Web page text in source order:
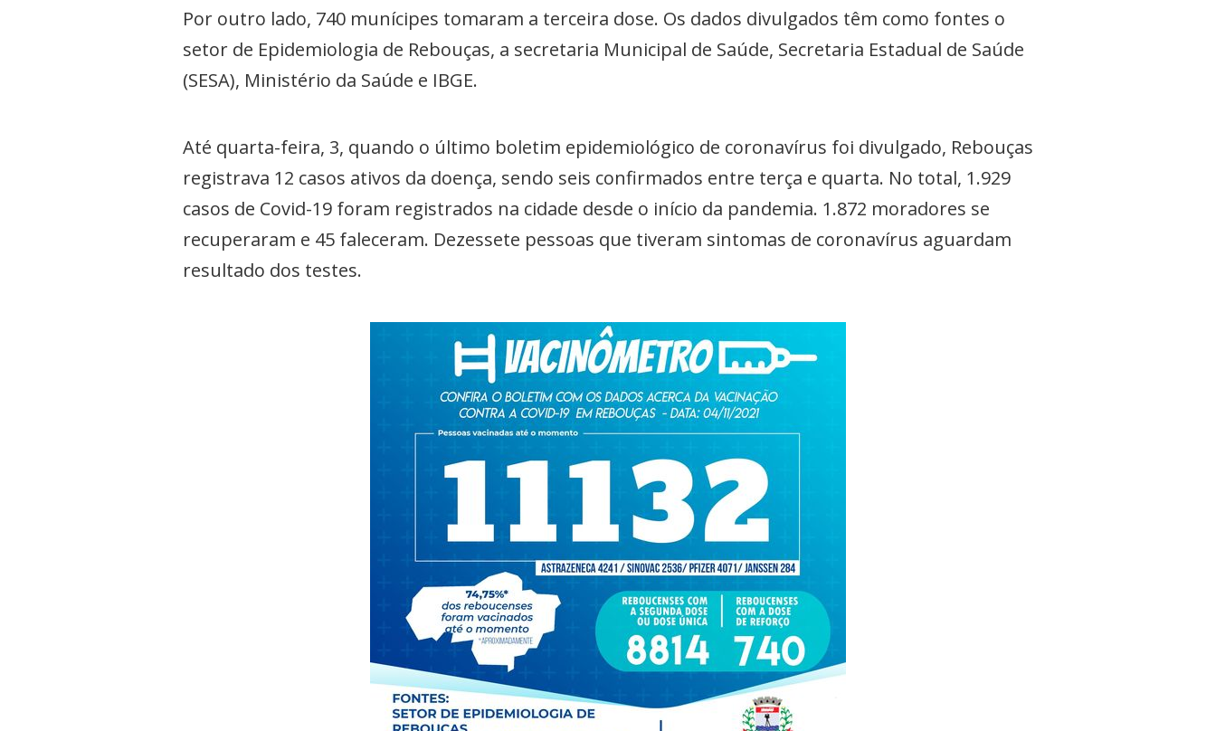
Por outro lado, 740 munícipes tomaram a terceira dose. Os dados divulgados têm como fontes o
setor de Epidemiologia de Rebouças, a secretaria Municipal de Saúde, Secretaria Estadual de Saúde
(SESA), Ministério da Saúde e IBGE.
Até quarta-feira, 3, quando o último boletim epidemiológico de coronavírus foi divulgado, Rebouças
registrava 12 casos ativos da doença, sendo seis confirmados entre terça e quarta. No total, 1.929
casos de Covid-19 foram registrados na cidade desde o início da pandemia. 1.872 moradores se
recuperaram e 45 faleceram. Dezessete pessoas que tiveram sintomas de coronavírus aguardam
resultado dos testes.